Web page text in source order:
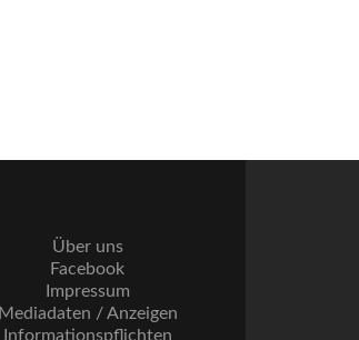
Über uns
Facebook
Impressum
Mediadaten / Anzeigen
Informationspflichten